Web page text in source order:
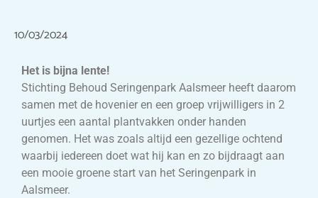
10/03/2024
Het is bijna lente!
Stichting Behoud Seringenpark Aalsmeer heeft daarom
samen met de hovenier en een groep vrijwilligers in 2
uurtjes een aantal plantvakken onder handen
genomen. Het was zoals altijd een gezellige ochtend
waarbij iedereen doet wat hij kan en zo bijdraagt aan
een mooie groene start van het Seringenpark in
Aalsmeer.